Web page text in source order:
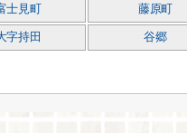
士見町 藤原町
字持田 谷郷